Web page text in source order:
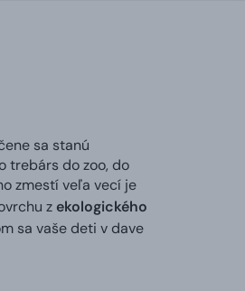
sa stanú
trebárs do zoo, do
zmestí veľa vecí je
z ekologického
sa vaše deti v dave